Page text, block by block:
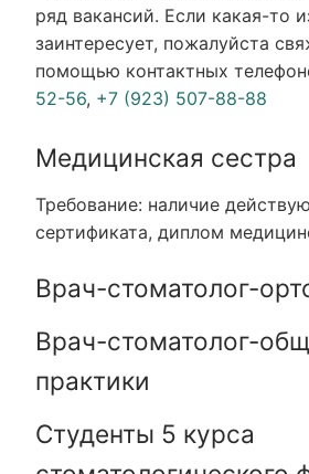
ряд вакансий. Если какая-то
заинтересует, пожалуйста
помощью контактных
52-56, +7 (923) 507-88-88
Медицинская сестра
Требование: наличие
сертификата, диплом
Врач-стоматолог-
Врач-стоматолог-
практики
Студенты 5 курса